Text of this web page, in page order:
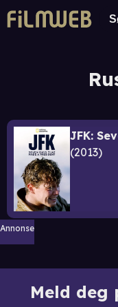
2013
Annonse
Meld deg